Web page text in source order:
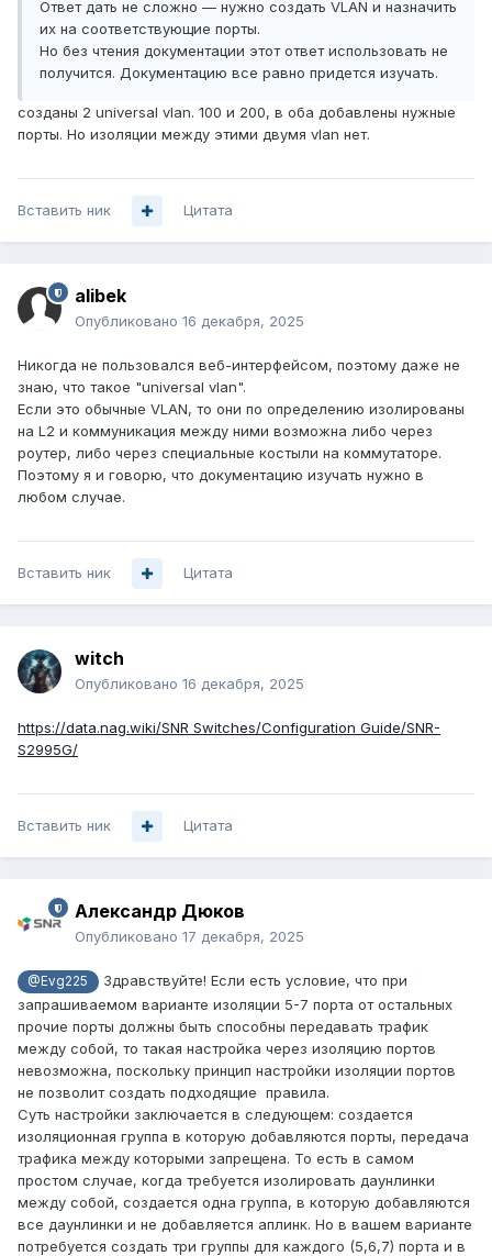
Ответ дать не сложно — нужно создать VLAN и назначить
их на соответствующие порты.
Но без чтения документации этот ответ использовать не
получится. Документацию все равно придется изучать.
созданы 2 universal vlan. 100 и 200, в оба добавлены нужные
порты. Но изоляции между этими двумя vlan нет.
Вставить ник Цитата
alibek
Опубликовано 16 декабря, 2025
Никогда не пользовался веб-интерфейсом, поэтому даже не
знаю, что такое "universal vlan".
Если это обычные VLAN, то они по определению изолированы
на L2 и коммуникация между ними возможна либо через
роутер, либо через специальные костыли на коммутаторе.
Поэтому я и говорю, что документацию изучать нужно в
любом случае.
Вставить ник Цитата
witch
Опубликовано 16 декабря, 2025
https://data.nag.wiki/SNR Switches/Configuration Guide/SNR-
S2995G/
Вставить ник Цитата
Александр Дюков
Опубликовано 17 декабря, 2025
@Evg225
Здравствуйте! Если есть условие, что при
запрашиваемом варианте изоляции 5-7 порта от остальных
прочие порты должны быть способны передавать трафик
между собой, то такая настройка через изоляцию портов
невозможна, поскольку принцип настройки изоляции портов
не позволит создать подходящие правила.
Суть настройки заключается в следующем: создается
изоляционная группа в которую добавляются порты, передача
трафика между которыми запрещена. То есть в самом
простом случае, когда требуется изолировать даунлинки
между собой, создается одна группа, в которую добавляются
все даунлинки и не добавляется аплинк. Но в вашем варианте
потребуется создать три группы для каждого (5,6,7) порта и в